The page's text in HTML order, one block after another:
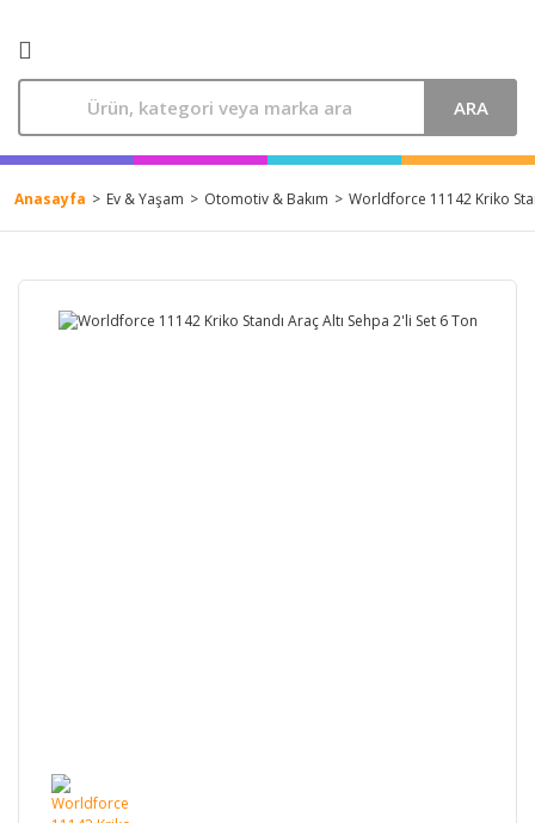
ARA
Anasayfa Ev & Yaşam Otomotiv & Bakım Worldforce 11142 Kriko